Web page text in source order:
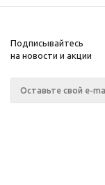
Подписывайтесь
на новости и акции